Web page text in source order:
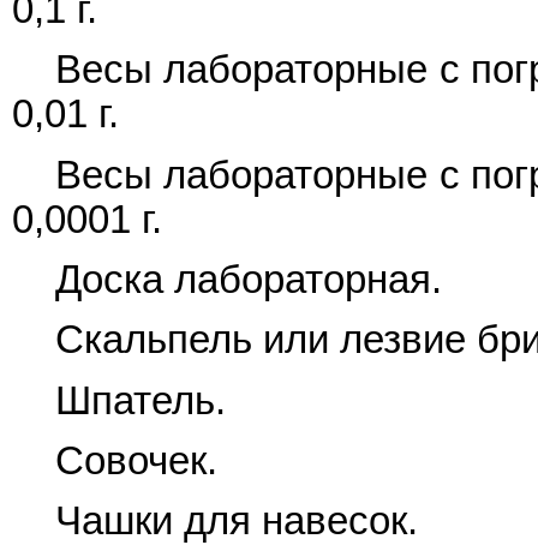
0,1 г.
Весы лабораторные с
0,01 г.
Весы лабораторные с
0,0001 г.
Доска лабораторная.
Скальпель или лезвие
Шпатель.
Совочек.
Чашки для навесок.